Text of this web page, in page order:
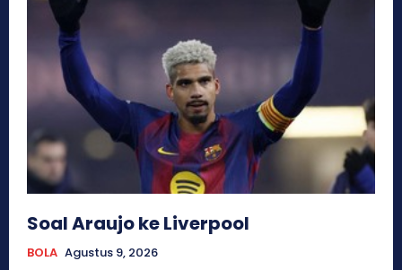
Soal Araujo ke Liverpool
BOLA Agustus 9, 2026